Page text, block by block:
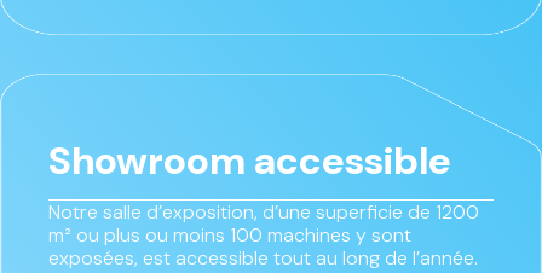
Showroom accessible
Notre salle d’exposition, d’une superficie de 1200
m² ou plus ou moins 100 machines y sont
exposées, est accessible tout au long de l’année.